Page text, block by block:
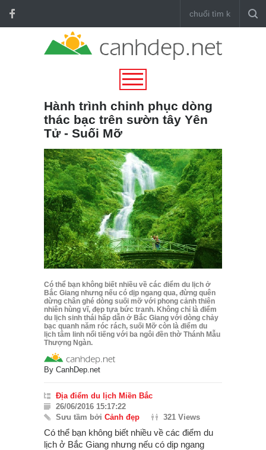
Hành trình chinh phục dòng
thác bạc trên sườn tây Yên
Tử - Suối Mỡ
Có thể bạn không biết nhiều về các điểm du lịch ở
Bắc Giang nhưng nếu có dịp ngang qua, đừng quên
dừng chân ghé dòng suối mỡ với phong cảnh thiên
nhiên hùng vĩ, đẹp tựa bức tranh. Không chỉ là điểm
du lịch sinh thái hấp dẫn ở Bắc Giang với dòng chảy
bạc quanh năm róc rách, suối Mỡ còn là điểm du
lịch tâm linh nổi tiếng với ba ngôi đền thờ Thánh Mẫu
Thượng Ngàn.
By CanhDep.net
Địa điểm du lịch Miền Bắc
26/06/2016 15:17:22
Sưu tầm bởi Cảnh đẹp 321 Views
Có thể bạn không biết nhiều về các điểm du
lịch ở Bắc Giang nhưng nếu có dịp ngang